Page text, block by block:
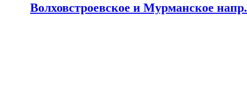
Волховстроевское и Мурманское напр.